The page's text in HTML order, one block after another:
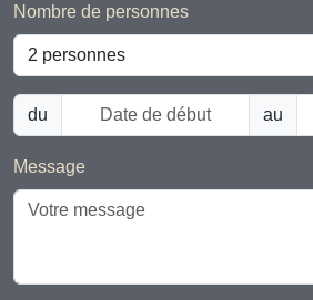
Nombre de personnes
du au
Message